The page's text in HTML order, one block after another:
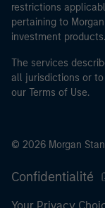
institutions
la Banque
organisations
leur propre
Veuillez noter
restrictions
pertaining to
investment products.
The services
all jurisdictions or
our Terms of Use.
© 2026 Morgan
Confidentialité